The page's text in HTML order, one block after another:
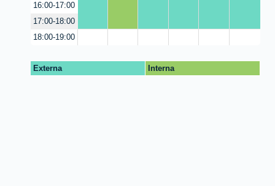
16:00-17:00
17:00-18:00
18:00-19:00
Externa Interna